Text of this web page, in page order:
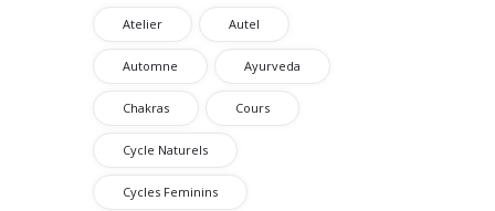
Atelier Autel
Automne Ayurveda
Chakras Cours
Cycle Naturels
Cycles Feminins